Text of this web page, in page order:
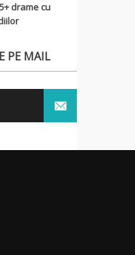
drame cu
PE MAIL